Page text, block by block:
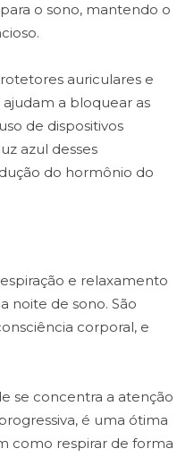
o sono, mantendo o
auriculares e
a bloquear as
de dispositivos
azul desses
do hormônio do
e relaxamento
noite de sono. São
corporal, e
se concentra a atenção
é uma ótima
como respirar de forma